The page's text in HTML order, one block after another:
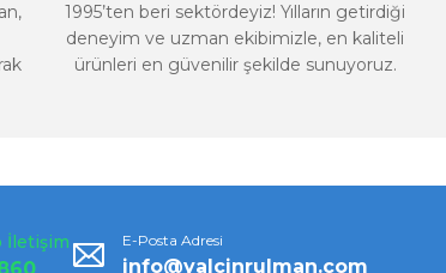
1995’ten beri sektördeyiz! Yılların getirdiği
deneyim ve uzman ekibimizle, en kaliteli
ürünleri en güvenilir şekilde sunuyoruz.
İletişim E-Posta Adresi
info@yalcinrulman.com